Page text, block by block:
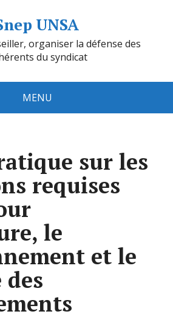
UNSA
organiser la défense des
du syndicat
MENU
sur les
requises
le
et le